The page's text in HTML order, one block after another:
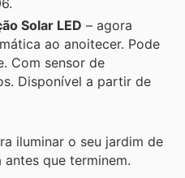
Solar LED – agora
ao anoitecer. Pode
Com sensor de
Disponível a partir de
iluminar o seu jardim de
que terminem.